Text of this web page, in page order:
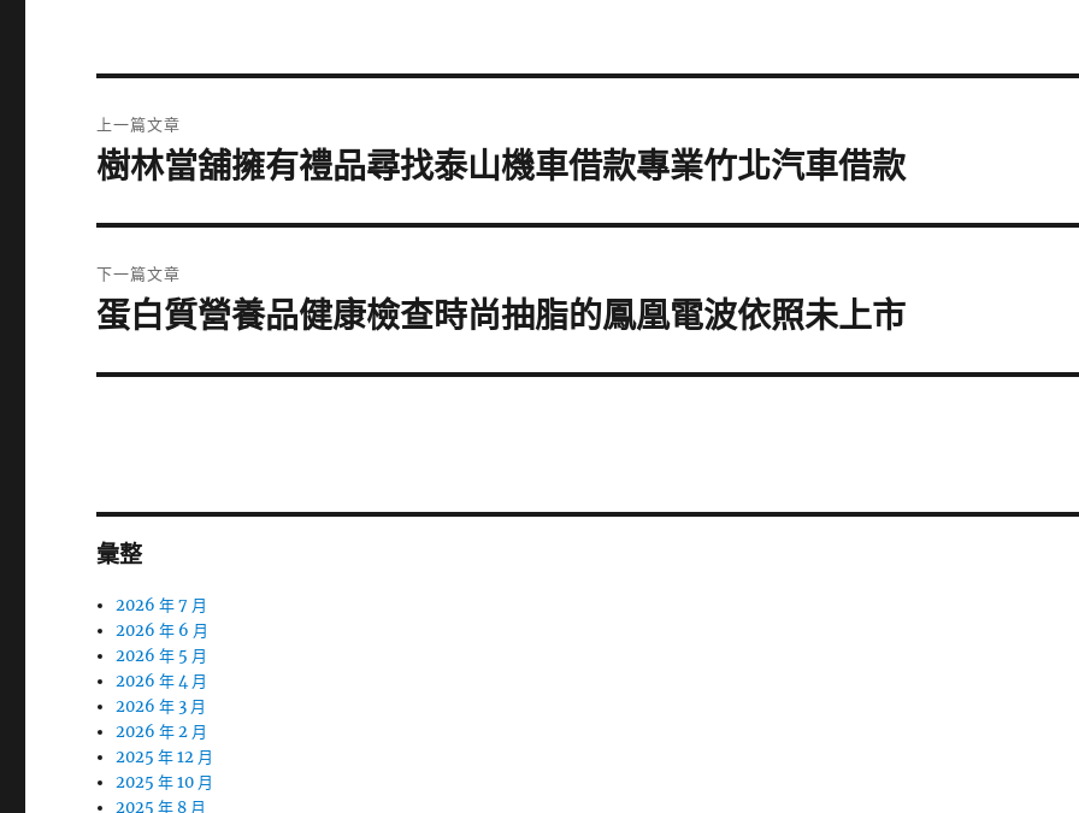
章
上一篇文章
上
篇
文
章:
樹林當舖擁有禮品尋找泰山機車借款專業竹北汽車借款
下一篇文章
下
篇
蛋白質營養品健康檢查時尚抽脂的鳳凰電波依照未上市
彙整
2026 年 7 月
2026 年 6 月
2026 年 5 月
2026 年 4 月
2026 年 3 月
2026 年 2 月
2025 年 12 月
2025 年 10 月
2025 年 8 月